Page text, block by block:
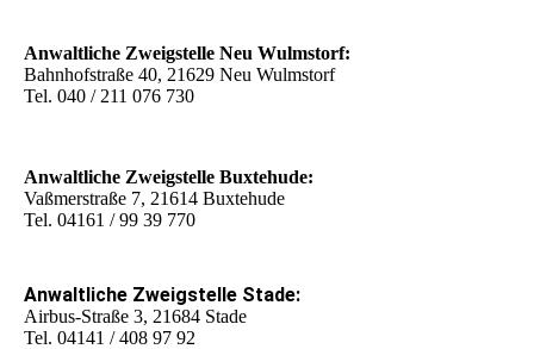
Anwaltliche Zweigstelle Neu Wulmstorf:
Bahnhofstraße 40, 21629 Neu Wulmstorf
Tel. 040 / 211 076 730
Anwaltliche Zweigstelle Buxtehude:
Vaßmerstraße 7, 21614 Buxtehude
Tel. 04161 / 99 39 770
Anwaltliche Zweigstelle Stade:
Airbus-Straße 3, 21684 Stade
Tel. 04141 / 408 97 92